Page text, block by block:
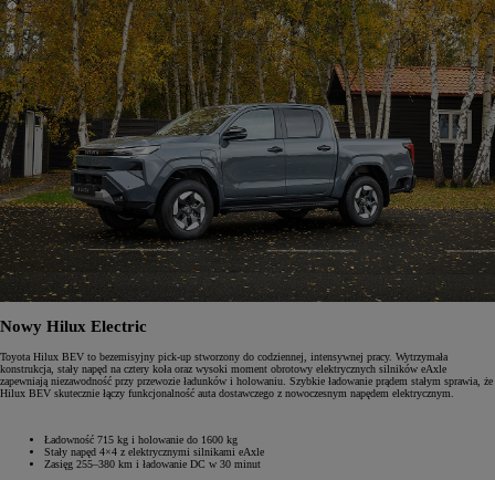
Nowy Hilux Electric
Toyota Hilux BEV to bezemisyjny pick-up stworzony do codziennej, intensywnej pracy. Wytrzymała
konstrukcja, stały napęd na cztery koła oraz wysoki moment obrotowy elektrycznych silników eAxle
zapewniają niezawodność przy przewozie ładunków i holowaniu. Szybkie ładowanie prądem stałym sprawia, że
Hilux BEV skutecznie łączy funkcjonalność auta dostawczego z nowoczesnym napędem elektrycznym.
Ładowność 715 kg i holowanie do 1600 kg
Stały napęd 4×4 z elektrycznymi silnikami eAxle
Zasięg 255–380 km i ładowanie DC w 30 minut